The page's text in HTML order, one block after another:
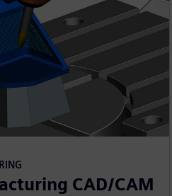
CAD/CAM